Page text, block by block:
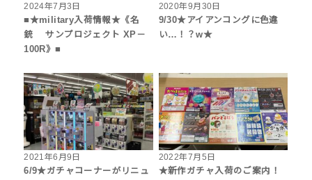
2024年7月3日
■★military入荷情報★《名
銃 サンプロジェクト XP－
100R》■
2020年9月30日
9/30★アイアンコングに色違
い…！？w★
2021年6月9日
6/9★ガチャコーナーがリニュ
2022年7月5日
★新作ガチャ入荷のご案内！